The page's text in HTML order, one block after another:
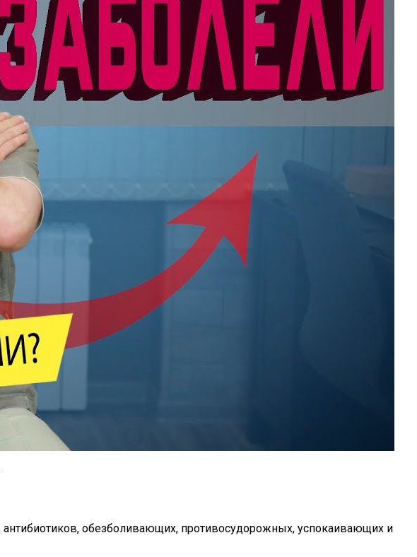
обезболивающих, противосудорожных, успокаивающих и